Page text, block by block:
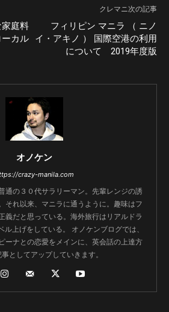
庭料
カル
クレマニ次の記事
フィリピン マニラ （ ニノ
イ・アキノ ） 国際空港の利用
について 2019年度版
オノケン
crazy-manila.com
通の３０代サラリーマン。先輩レンジの誘
それ以来、マニラに通うように。趣味はフ
義だと思っている。海外旅行はリアルドラ
ル上げをしている。 オノケンブログでは、
ーナとの恋愛をメインに、英会話の上達方
としてアップしていきます。